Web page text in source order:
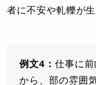
者に不安や軋轢が
例文4： 仕事に
から、部の雰囲